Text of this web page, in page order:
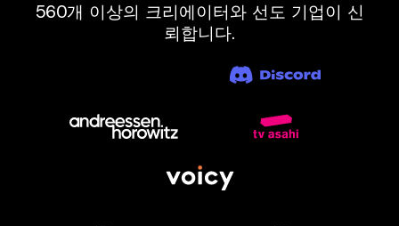
560개 이상의 크리에이터와 선도 기업이 신
뢰합니다.